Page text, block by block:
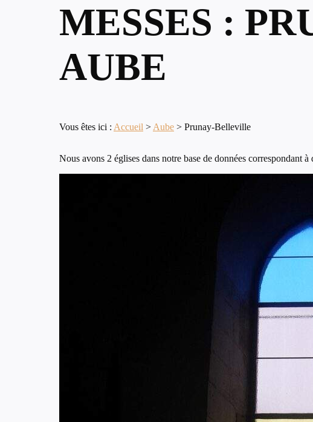
MESSES :
AUBE
Vous êtes ici : Accueil > Aube > Prunay-Belleville
Nous avons 2 églises dans notre base de données correspondant